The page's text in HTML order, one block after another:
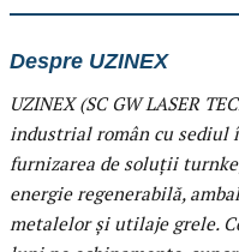
Despre UZINEX
UZINEX (SC GW LASER
industrial român cu sediul
furnizarea de soluții
energie regenerabilă,
metalelor și utilaje grele.